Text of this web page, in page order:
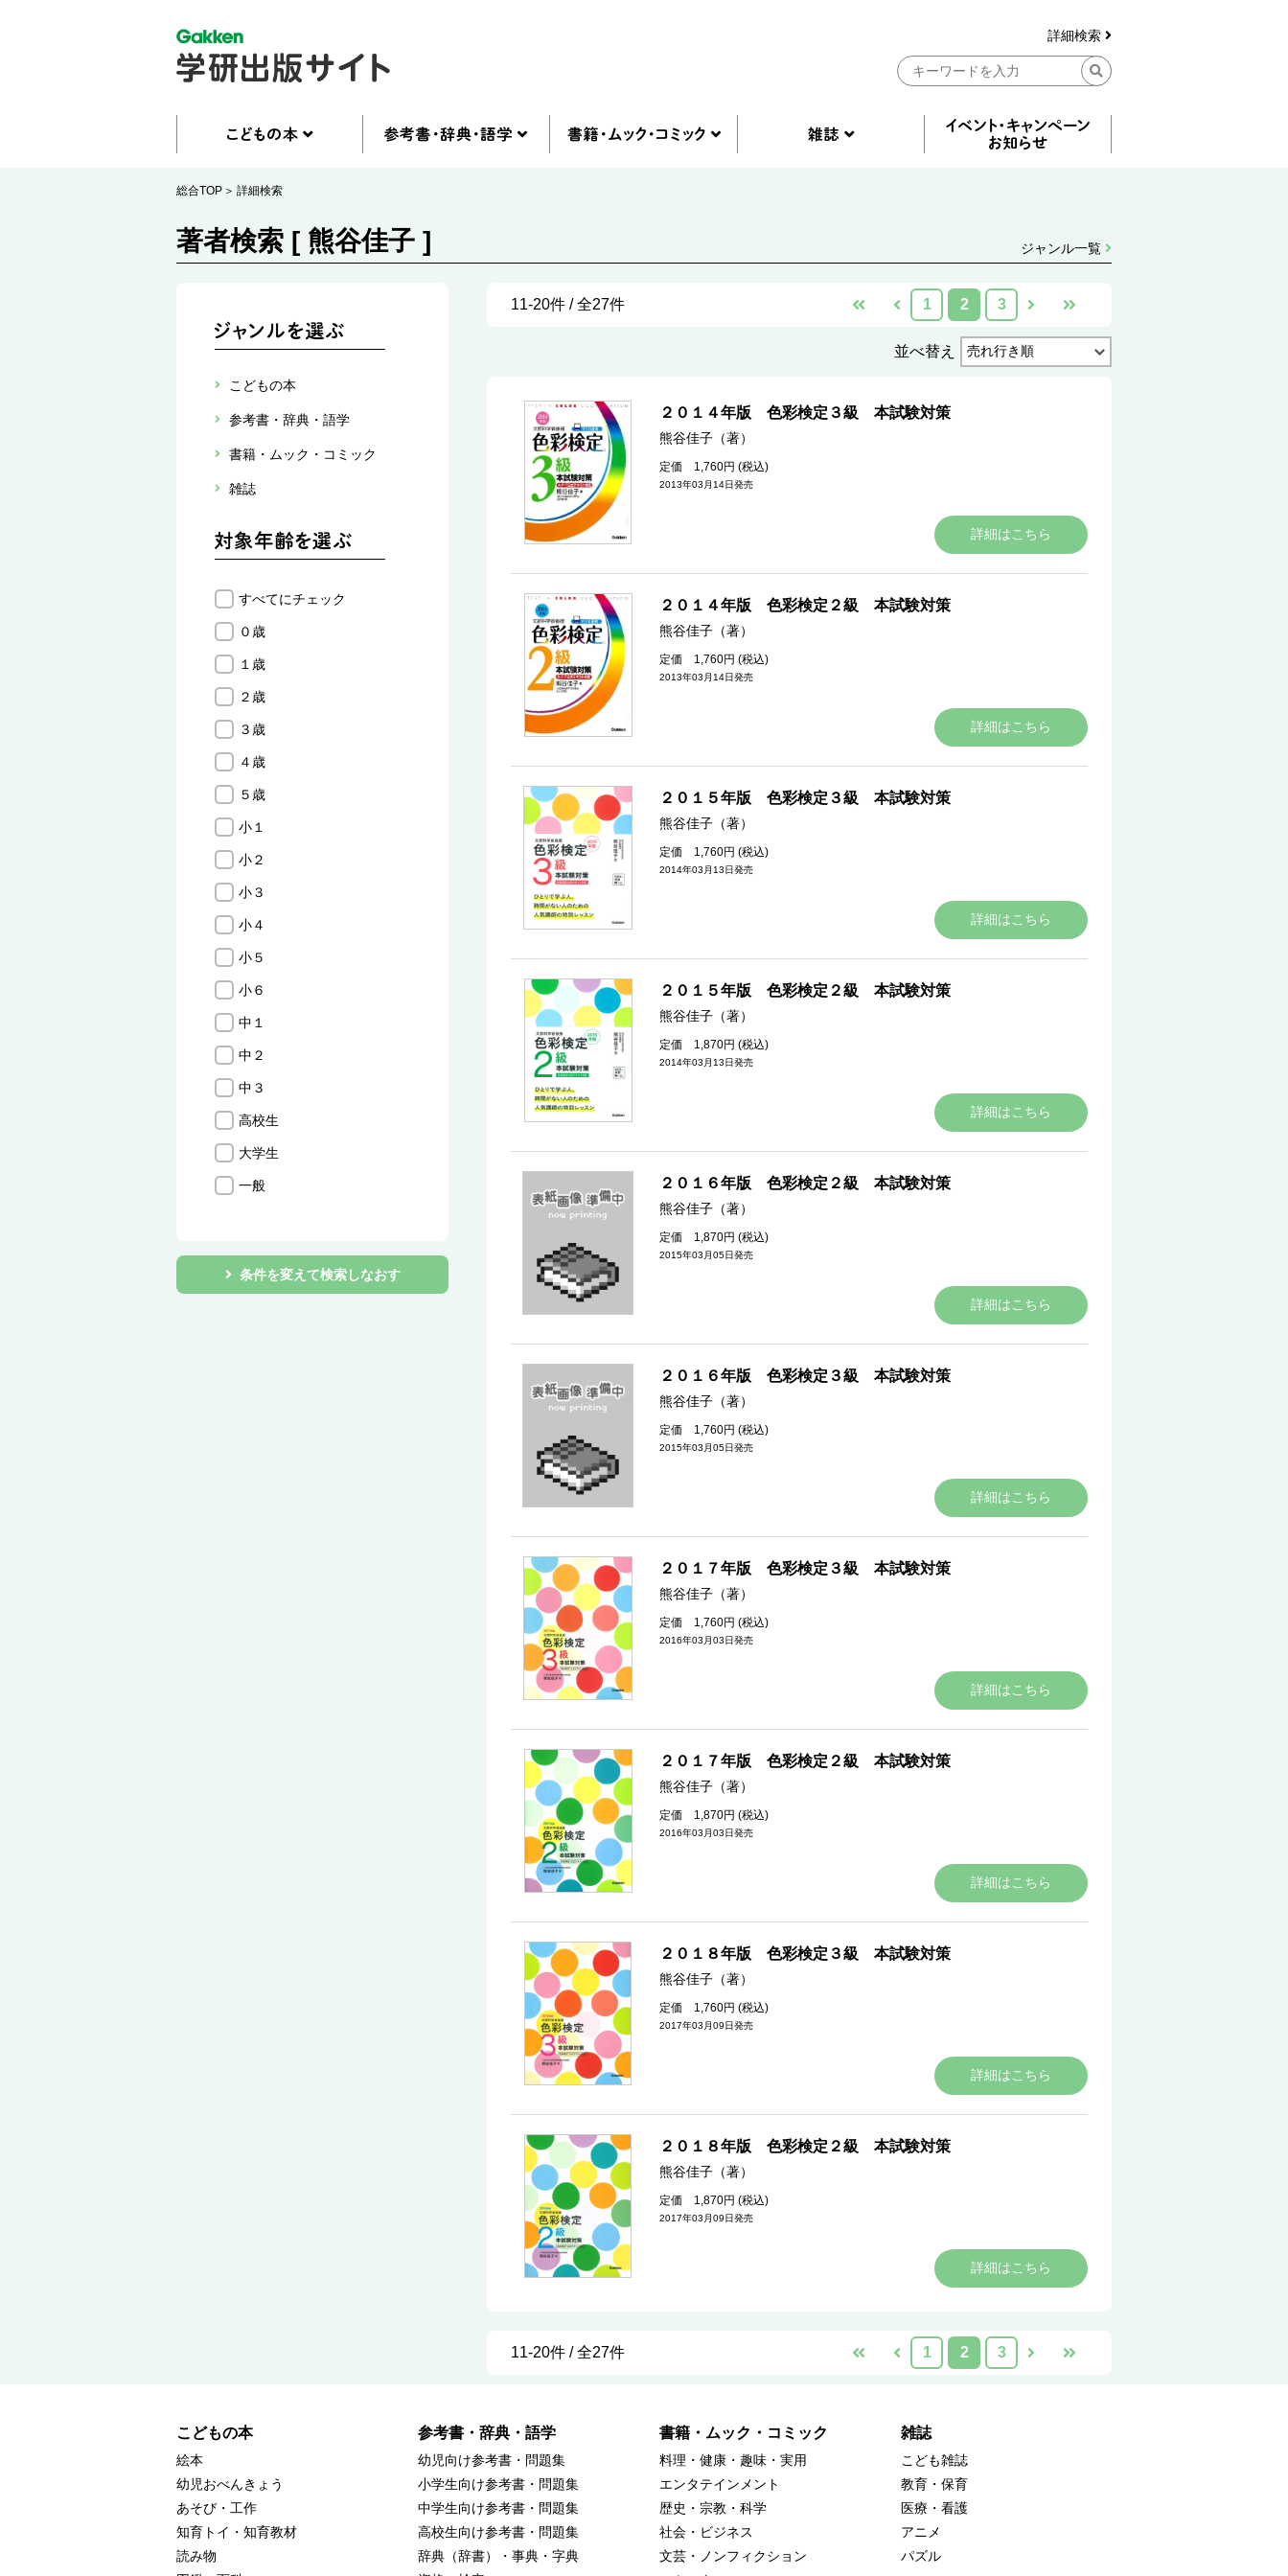
詳細検索
総合TOP 詳細検索
著者検索 [ 熊谷佳子 ] ジャンル一覧
こどもの本
参考書・辞典・語学
書籍・ムック・コミック
雑誌
すべてにチェック
０歳
１歳
２歳
３歳
４歳
５歳
小１
小２
小３
小４
小５
小６
中１
中２
中３
高校生
大学生
一般
条件を変えて検索しなおす
11-20件 / 全27件 1 2 3
並べ替え
２０１４年版 色彩検定３級 本試験対策
熊谷佳子（著）
定価 1,760円 (税込)
2013年03月14日発売
詳細はこちら
２０１４年版 色彩検定２級 本試験対策
熊谷佳子（著）
定価 1,760円 (税込)
2013年03月14日発売
詳細はこちら
２０１５年版 色彩検定３級 本試験対策
熊谷佳子（著）
定価 1,760円 (税込)
2014年03月13日発売
詳細はこちら
２０１５年版 色彩検定２級 本試験対策
熊谷佳子（著）
定価 1,870円 (税込)
2014年03月13日発売
詳細はこちら
２０１６年版 色彩検定２級 本試験対策
熊谷佳子（著）
定価 1,870円 (税込)
2015年03月05日発売
詳細はこちら
２０１６年版 色彩検定３級 本試験対策
熊谷佳子（著）
定価 1,760円 (税込)
2015年03月05日発売
詳細はこちら
２０１７年版 色彩検定３級 本試験対策
熊谷佳子（著）
定価 1,760円 (税込)
2016年03月03日発売
詳細はこちら
２０１７年版 色彩検定２級 本試験対策
熊谷佳子（著）
定価 1,870円 (税込)
2016年03月03日発売
詳細はこちら
２０１８年版 色彩検定３級 本試験対策
熊谷佳子（著）
定価 1,760円 (税込)
2017年03月09日発売
詳細はこちら
２０１８年版 色彩検定２級 本試験対策
熊谷佳子（著）
定価 1,870円 (税込)
2017年03月09日発売
詳細はこちら
11-20件 / 全27件 1 2 3
こどもの本
絵本
幼児おべんきょう
あそび・工作
知育トイ・知育教材
読み物
参考書・辞典・語学
幼児向け参考書・問題集
小学生向け参考書・問題集
中学生向け参考書・問題集
高校生向け参考書・問題集
辞典（辞書）・事典・字典
書籍・ムック・コミック
料理・健康・趣味・実用
エンタテインメント
歴史・宗教・科学
社会・ビジネス
文芸・ノンフィクション
雑誌
こども雑誌
教育・保育
医療・看護
アニメ
パズル